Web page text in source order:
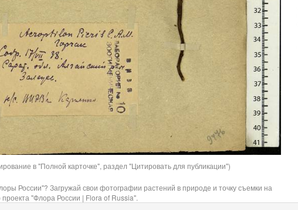
в "Полной карточке", раздел "Цитировать для публикации")
России"? Загружай свои фотографии растений в природе и точку съемки на
проекта "Флора России | Flora of Russia".